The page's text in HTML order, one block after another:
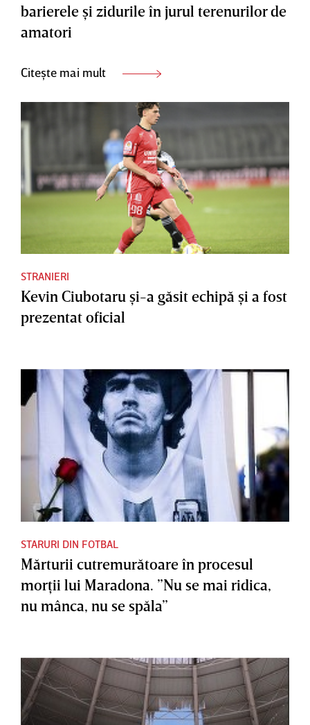
barierele şi zidurile în jurul terenurilor de
amatori
Citește mai mult
STRANIERI
Kevin Ciubotaru şi-a găsit echipă şi a fost
prezentat oficial
STARURI DIN FOTBAL
Mărturii cutremurătoare în procesul
morţii lui Maradona. ”Nu se mai ridica,
nu mânca, nu se spăla”